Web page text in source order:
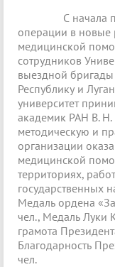
С начала
операции в новые
медицинской
сотрудников
выездной
Республику и
университет
академик РАН В.
методическую и
организации
медицинской
территориях,
государственных
Медаль ордена «За
чел., Медаль Луки
грамота
Благодарность
чел.